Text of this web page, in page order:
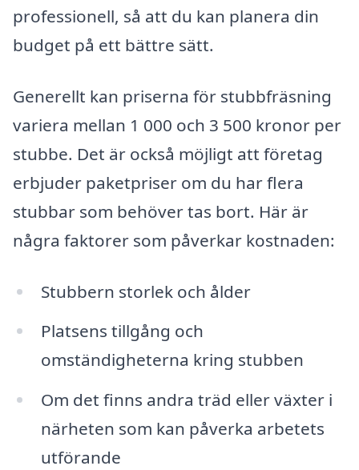
professionell, så att du kan planera din
budget på ett bättre sätt.
Generellt kan priserna för stubbfräsning
variera mellan 1 000 och 3 500 kronor per
stubbe. Det är också möjligt att företag
erbjuder paketpriser om du har flera
stubbar som behöver tas bort. Här är
några faktorer som påverkar kostnaden:
Stubbern storlek och ålder
Platsens tillgång och
omständigheterna kring stubben
Om det finns andra träd eller växter i
närheten som kan påverka arbetets
utförande